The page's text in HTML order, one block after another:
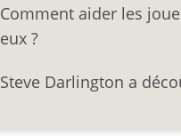
Comment aider les
eux ?
Steve Darlington a